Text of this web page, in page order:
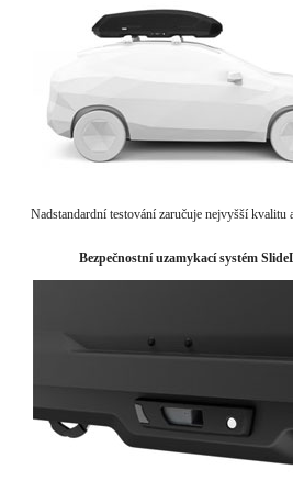
Nadstandardní testování zaručuje nejvyšší kvalitu
Bezpečnostní uzamykací systém